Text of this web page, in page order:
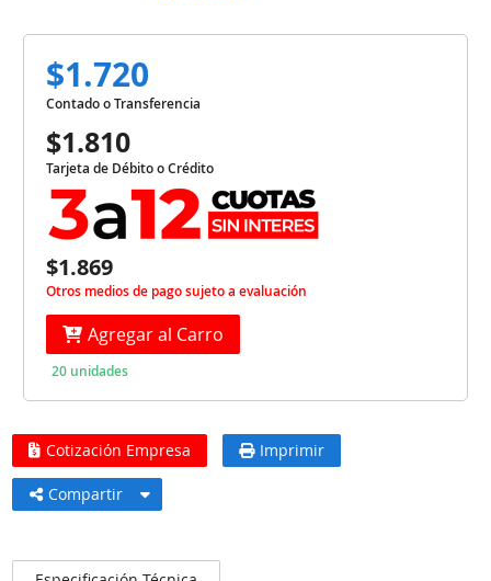
$1.720
Contado o Transferencia
$1.810
Tarjeta de Débito o Crédito
$1.869
Otros medios de pago sujeto a evaluación
Agregar al Carro
20 unidades
Cotización Empresa Imprimir
Compartir